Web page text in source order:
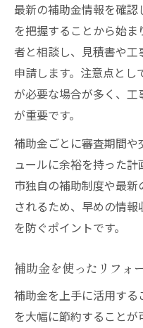
最新の補助金情報を確
を把握することから始
者と相談し、見積書や
申請します。注意点と
が必要な場合が多く、工
が重要です。
補助金ごとに審査期間
ュールに余裕を持った
市独自の補助制度や最
されるため、早めの情
を防ぐポイントです。
補助金を使ったリフォ
補助金を上手に活用す
を大幅に節約すること